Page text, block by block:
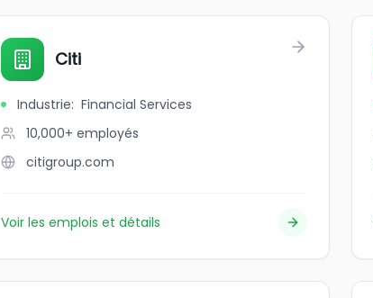
Citi
Industrie: Financial Services
10,000+ employés
citigroup.com
Voir les emplois et détails